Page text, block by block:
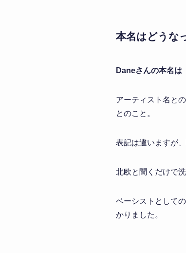
本名はどうな
Daneさんの本名は
アーティスト名と
とのこと。
表記は違いますが
北欧と聞くだけで
ベーシストとして
かりました。